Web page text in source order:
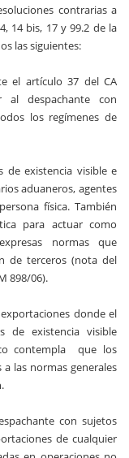
contrarias a
14 bis, 17 y 99.2 de la
las siguientes:
el artículo 37 del CA
al despachante con
los regímenes de
de existencia visible e
aduaneros, agentes
física. También
para actuar como
normas que
de terceros (nota del
898/06).
donde el
de existencia visible
contempla que los
las normas generales
con sujetos
de cualquier